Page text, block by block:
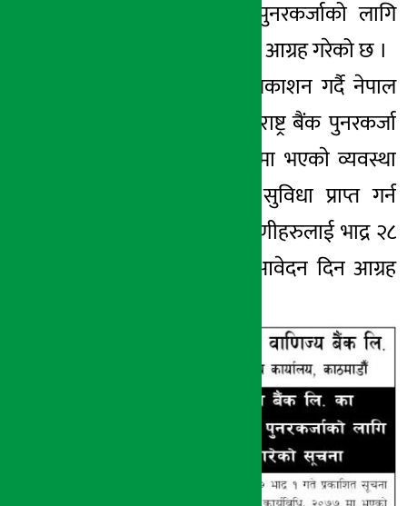
तथा ऋणीहरुलाई पुनरकर्जाको लागि
आवेदन दिनका लागि आग्रह गरेको छ ।
बैंकले एक सूचना प्रकाशन गर्दै नेपाल
राष्ट्र बैंककाे “नेपाल राष्ट्र बैंक पुनरकर्जा
कार्यविधी, २०७७” मा भएकाे व्यवस्था
बमाेजिम पुनरकर्जा सुविधा प्राप्त गर्न
याेग्य ग्राहक तथा ऋणीहरुलाई भाद्र २८
गते आइतबारसम्म आवेदन दिन आग्रह